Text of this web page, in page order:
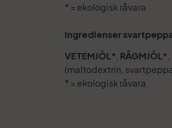
* = ekologisk råvara
Ingredienser
VETEMJÖL*, RÅGMJÖL*
(maltodextrin,
* = ekologisk råvara